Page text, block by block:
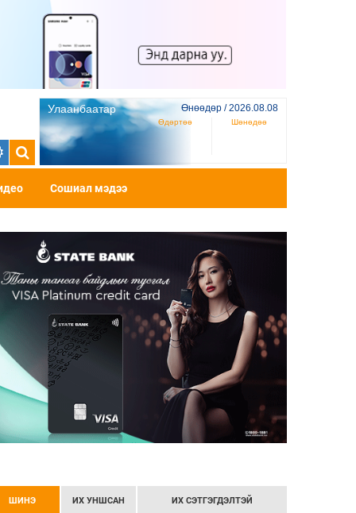
Улаанбаатар Өнөөдөр / 2026.08.08
Өдөртөө Шөнөдөө
Сошиал мэдээ
ШИНЭ ИХ УНШСАН ИХ СЭТГЭГДЭЛТЭЙ